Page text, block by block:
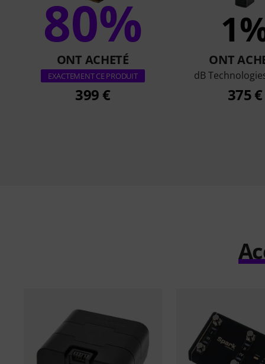
80%
ONT ACHETÉ
EXACTEMENT CE PRODUIT
399 €
ONT
dB
375 €